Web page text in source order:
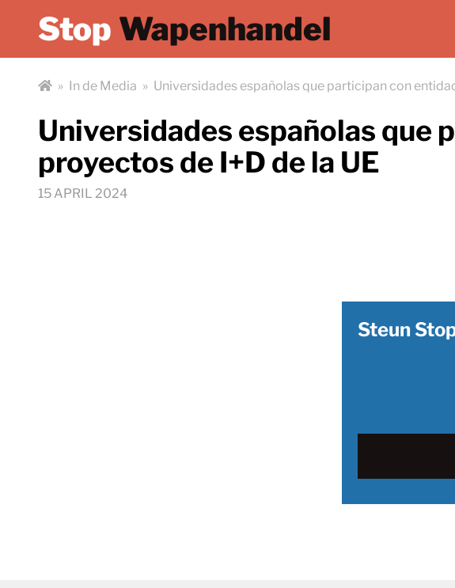
Stop Wapenhandel
» In de Media » Universidades españolas que participan con
Universidades españolas que
proyectos de I+D de la UE
15 APRIL 2024
Steun